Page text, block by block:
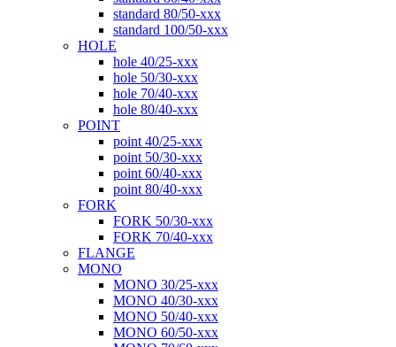
standard 80/50-xxx
standard 100/50-xxx
HOLE
hole 40/25-xxx
hole 50/30-xxx
hole 70/40-xxx
hole 80/40-xxx
POINT
point 40/25-xxx
point 50/30-xxx
point 60/40-xxx
point 80/40-xxx
FORK
FORK 50/30-xxx
FORK 70/40-xxx
FLANGE
MONO
MONO 30/25-xxx
MONO 40/30-xxx
MONO 50/40-xxx
MONO 60/50-xxx